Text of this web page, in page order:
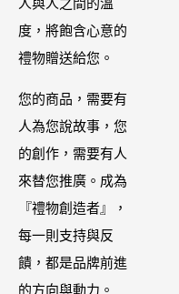
人與人之間的溫
度，將飽含心意的
禮物贈送給您。
您的商品，需要有
人為您說故事，您
的創作，需要有人
來替您推廣。成為
『禮物創造者』，
每一則支持與反
饋，都是品牌前進
的方向與動力。